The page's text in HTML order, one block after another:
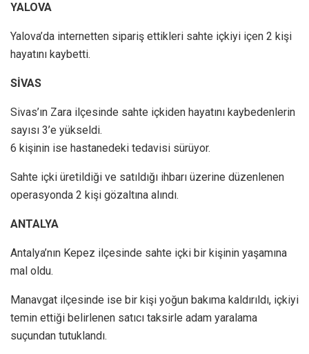
YALOVA
Yalova’da internetten sipariş ettikleri sahte içkiyi içen 2 kişi
hayatını kaybetti.
SİVAS
Sivas’ın Zara ilçesinde sahte içkiden hayatını kaybedenlerin
sayısı 3’e yükseldi.
6 kişinin ise hastanedeki tedavisi sürüyor.
Sahte içki üretildiği ve satıldığı ihbarı üzerine düzenlenen
operasyonda 2 kişi gözaltına alındı.
ANTALYA
Antalya’nın Kepez ilçesinde sahte içki bir kişinin yaşamına
mal oldu.
Manavgat ilçesinde ise bir kişi yoğun bakıma kaldırıldı, içkiyi
temin ettiği belirlenen satıcı taksirle adam yaralama
suçundan tutuklandı.